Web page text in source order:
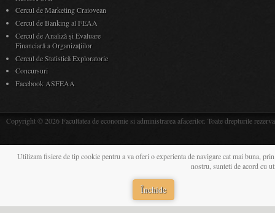
Cercul de Marketing Craiovean
Cercul de Banking al FEAA
Cercul de Analiză și Evaluare
Financiară a Organizațiilor
Cercul de Statistică Exploratorie
Concursuri
Facebook ASFEAA
Copyright © 2026 Facultatea de economie si administrarea afacerilor. Toate drepturile
Utilizam fisiere de tip cookie pentru a va oferi o experienta de navigare cat mai buna,
nostru, sunteti de acord cu
Închide